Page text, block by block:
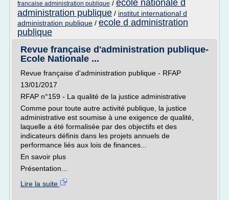
francaise administration publique / ecole nationale d
administration publique / institut international d
administration publique / ecole d administration
publique
Revue française d'administration publique-
Ecole Nationale ...
Revue française d'administration publique - RFAP
13/01/2017
RFAP n°159 - La qualité de la justice administrative
Comme pour toute autre activité publique, la justice
administrative est soumise à une exigence de qualité,
laquelle a été formalisée par des objectifs et des
indicateurs définis dans les projets annuels de
performance liés aux lois de finances...
En savoir plus
Présentation...
Lire la suite